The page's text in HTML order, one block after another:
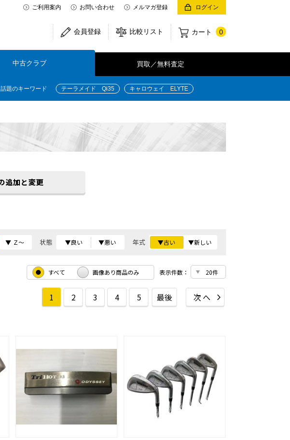
ご利用案内 お問い合わせ メルマガ登録 ログイン
カート 0
比較リスト
会員登録
中古クラブ 買取／無料査定
話題のキーワード テーラメイド Qi35 キャロウェイ ELYTE
▼ Ｚ～ 状態 ▼良い ▼悪い 年式 ▼古い ▼新しい
すべて 画像あり商品のみ 表示件数：
1 2 3 4 5 最後 次へ